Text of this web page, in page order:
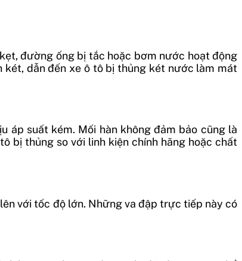
đường ống bị tắc hoặc bơm nước hoạt động
két, dẫn đến xe ô tô bị thủng két nước làm mát
áp suất kém. Mối hàn không đảm bảo cũng là
bị thủng so với linh kiện chính hãng hoặc chất
với tốc độ lớn. Những va đập trực tiếp này có